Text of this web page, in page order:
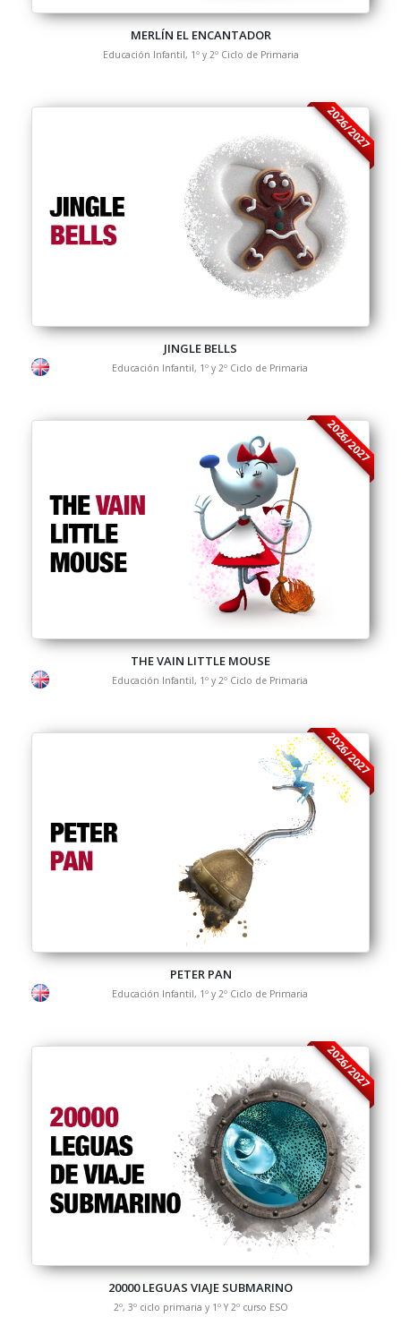
MERLÍN EL ENCANTADOR
Educación Infantil, 1º y 2º Ciclo de Primaria
2026/2027
JINGLE BELLS
Educación Infantil, 1º y 2º Ciclo de Primaria
2026/2027
THE VAIN LITTLE MOUSE
Educación Infantil, 1º y 2º Ciclo de Primaria
2026/2027
PETER PAN
Educación Infantil, 1º y 2º Ciclo de Primaria
2026/2027
20000 LEGUAS VIAJE SUBMARINO
2º, 3º ciclo primaria y 1º Y 2º curso ESO